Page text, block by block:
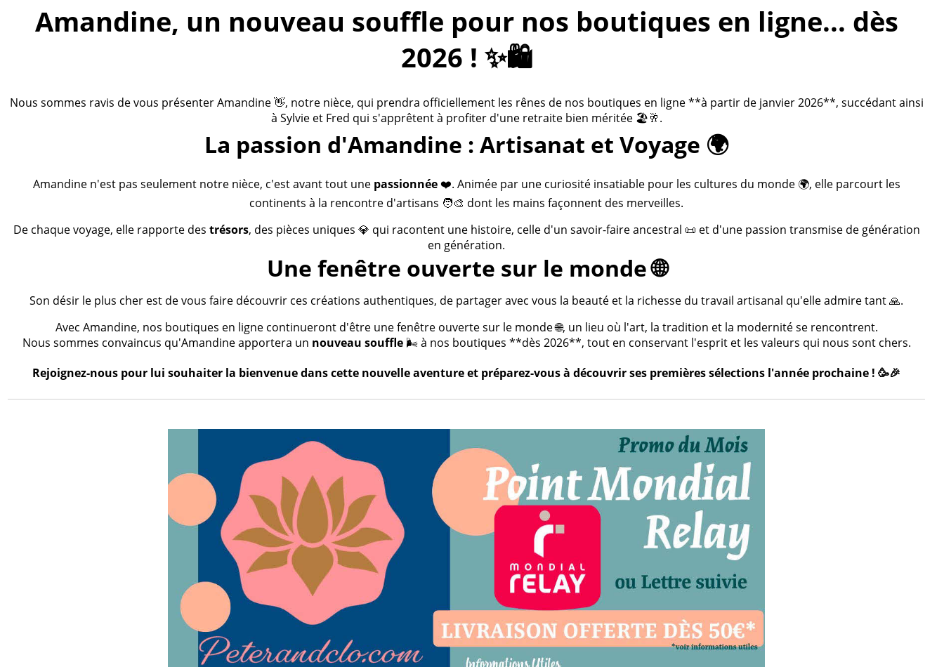
Amandine, un nouveau souffle pour nos boutiques en ligne... dès
2026 ! ✨🛍️
Nous sommes ravis de vous présenter Amandine 👋, notre nièce, qui prendra officiellement les rênes de nos boutiques en ligne **à partir de janvier 2026**, succédant ainsi
à Sylvie et Fred qui s'apprêtent à profiter d'une retraite bien méritée 🏖️🥂.
La passion d'Amandine : Artisanat et Voyage 🌍
Amandine n'est pas seulement notre nièce, c'est avant tout une passionnée❤️. Animée par une curiosité insatiable pour les cultures du monde 🌍, elle parcourt les
continents à la rencontre d'artisans 🧑‍🎨 dont les mains façonnent des merveilles.
De chaque voyage, elle rapporte des trésors, des pièces uniques 💎 qui racontent une histoire, celle d'un savoir-faire ancestral 📜 et d'une passion transmise de génération
en génération.
Une fenêtre ouverte sur le monde 🌐
Son désir le plus cher est de vous faire découvrir ces créations authentiques, de partager avec vous la beauté et la richesse du travail artisanal qu'elle admire tant 🙏.
Avec Amandine, nos boutiques en ligne continueront d'être une fenêtre ouverte sur le monde 🌐, un lieu où l'art, la tradition et la modernité se rencontrent.
Nous sommes convaincus qu'Amandine apportera un nouveau souffle🌬️ à nos boutiques **dès 2026**, tout en conservant l'esprit et les valeurs qui nous sont chers.
Rejoignez-nous pour lui souhaiter la bienvenue dans cette nouvelle aventure et préparez-vous à découvrir ses premières sélections l'année prochaine ! 🥳🎉